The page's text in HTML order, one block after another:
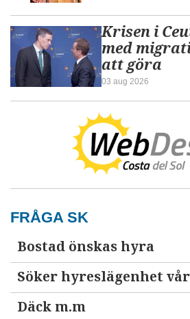
Krisen i
med
att göra
03 aug 2026
FRÅGA SK
Bostad önskas hyra
Söker hyreslägenhet
Däck m.m